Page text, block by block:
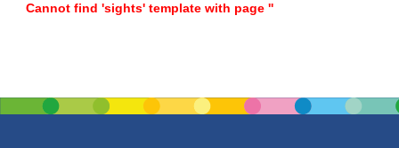
Cannot find 'sights' template with page ''